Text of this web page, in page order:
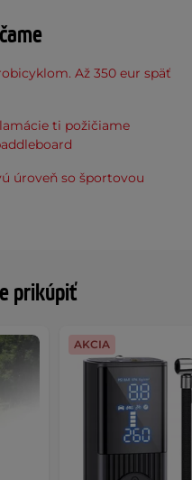
prikúpiť
AKCIA
Až 350 eur späť
ti požičiame
úroveň so športovou